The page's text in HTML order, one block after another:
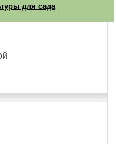
для сада